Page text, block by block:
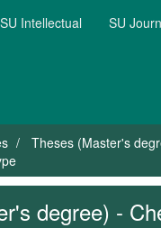
SU Intellectual SU
Theses (Master's
degree) -